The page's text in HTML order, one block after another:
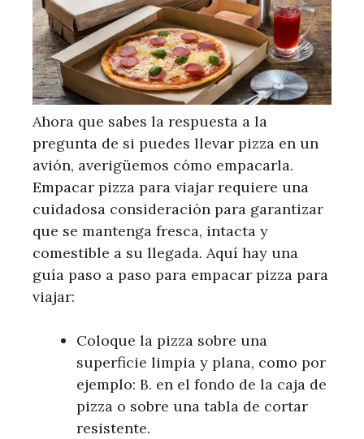
Ahora que sabes la respuesta a la
pregunta de si puedes llevar pizza en un
avión, averigüemos cómo empacarla.
Empacar pizza para viajar requiere una
cuidadosa consideración para garantizar
que se mantenga fresca, intacta y
comestible a su llegada. Aquí hay una
guía paso a paso para empacar pizza para
viajar:
Coloque la pizza sobre una
superficie limpia y plana, como por
ejemplo: B. en el fondo de la caja de
pizza o sobre una tabla de cortar
resistente.